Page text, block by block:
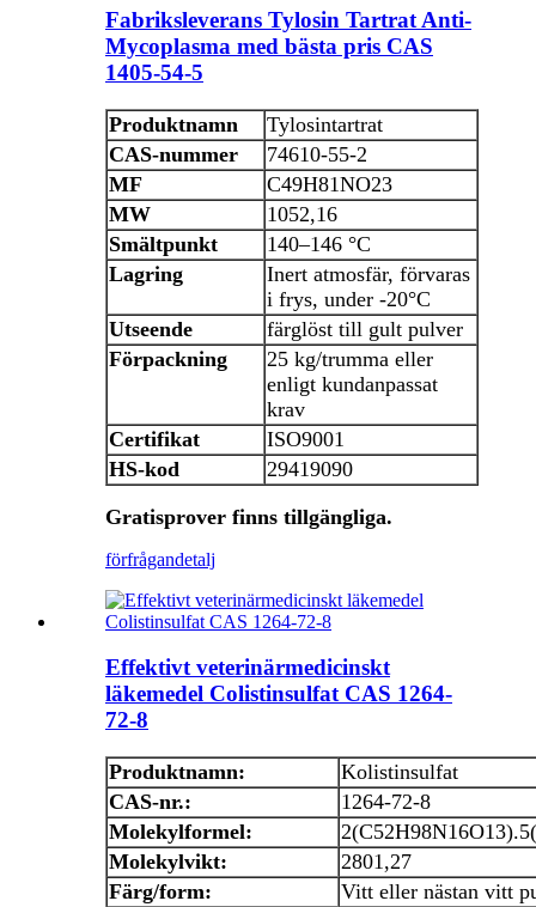
Fabriksleverans Tylosin Tartrat Anti-
Mycoplasma med bästa pris CAS
1405-54-5
Produktnamn
Tylosintartrat
CAS-nummer
74610-55-2
MF
C49H81NO23
MW
1052,16
Smältpunkt
140–146 °C
Lagring
Inert atmosfär, förvaras
i frys, under -20°C
Utseende
färglöst till gult pulver
Förpackning
25 kg/trumma eller
enligt kundanpassat
krav
Certifikat
ISO9001
HS-kod
29419090
Gratisprover finns tillgängliga.
förfrågandetalj
Effektivt veterinärmedicinskt
läkemedel Colistinsulfat CAS 1264-
72-8
Produktnamn:
Kolistinsulfat
CAS-nr.:
1264-72-8
Molekylformel:
Molekylvikt:
2801,27
Färg/form:
Vitt eller nästan vitt